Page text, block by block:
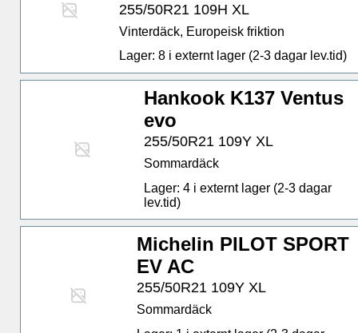
255/50R21 109H XL
Vinterdäck, Europeisk friktion
Lager: 8 i externt lager (2-3 dagar lev.tid)
Hankook K137 Ventus
evo
255/50R21 109Y XL
Sommardäck
Lager: 4 i externt lager (2-3 dagar
lev.tid)
Michelin PILOT SPORT
EV AC
255/50R21 109Y XL
Sommardäck